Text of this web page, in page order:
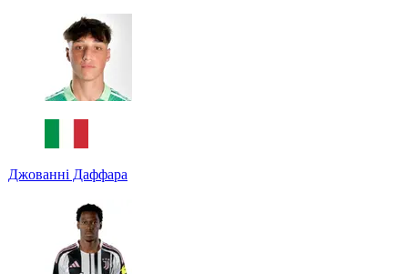
Джованні Даффара